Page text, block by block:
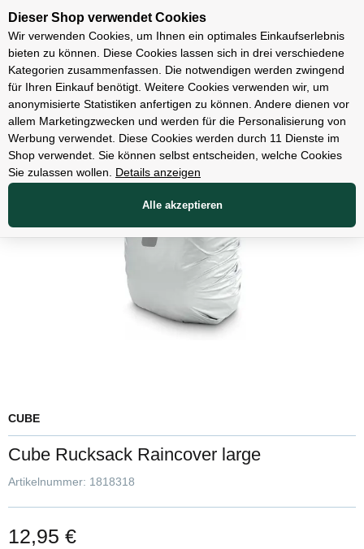
Unsere Filialen
Zubehör
CUBE
Cube Rucksack Raincover large
Artikelnummer: 1818318
12,95 €
Dieser Shop verwendet Cookies
Wir verwenden Cookies, um Ihnen ein optimales Einkaufserlebnis
bieten zu können. Diese Cookies lassen sich in drei verschiedene
Kategorien zusammenfassen. Die notwendigen werden zwingend
für Ihren Einkauf benötigt. Weitere Cookies verwenden wir, um
anonymisierte Statistiken anfertigen zu können. Andere dienen vor
allem Marketingzwecken und werden für die Personalisierung von
Werbung verwendet. Diese Cookies werden durch 11 Dienste im
Shop verwendet. Sie können selbst entscheiden, welche Cookies
Sie zulassen wollen.
Details anzeigen
Alle akzeptieren